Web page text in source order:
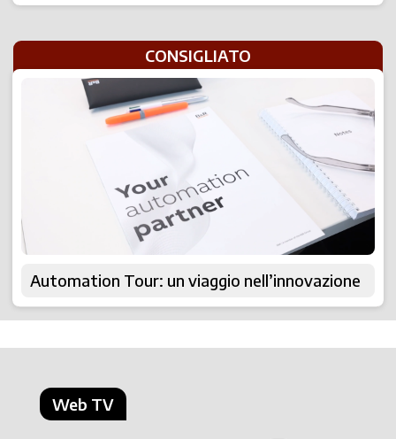
CONSIGLIATO
Automation Tour: un viaggio nell’innovazione
Web TV